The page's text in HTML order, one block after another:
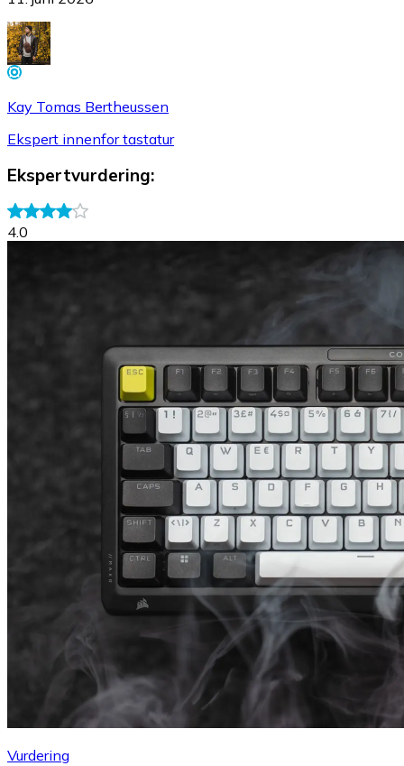
Kay Tomas Bertheussen
Ekspert innenfor tastatur
Ekspertvurdering:
4.0
Vurdering